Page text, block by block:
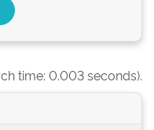
time: 0.003 seconds).